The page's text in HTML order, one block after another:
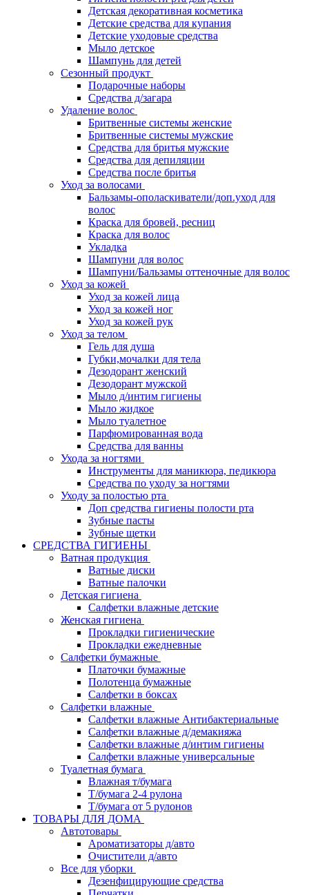
Детская декоративная косметика
Детские средства для купания
Детские уходовые средства
Мыло детское
Шампунь для детей
Сезонный продукт
Подарочные наборы
Средства д/загара
Удаление волос
Бритвенные системы женские
Бритвенные системы мужские
Средства для бритья мужские
Средства для депиляции
Средства после бритья
Уход за волосами
Бальзамы-ополаскиватели/доп.уход для
волос
Краска для бровей, ресниц
Краска для волос
Укладка
Шампуни для волос
Шампуни/Бальзамы оттеночные для волос
Уход за кожей
Уход за кожей лица
Уход за кожей ног
Уход за кожей рук
Уход за телом
Гель для душа
Губки,мочалки для тела
Дезодорант женский
Дезодорант мужской
Мыло д/интим гигиены
Мыло жидкое
Мыло туалетное
Парфюмированная вода
Средства для ванны
Ухода за ногтями
Инструменты для маникюра, педикюра
Средства по уходу за ногтями
Уходу за полостью рта
Доп средства гигиены полости рта
Зубные пасты
Зубные щетки
СРЕДСТВА ГИГИЕНЫ
Ватная продукция
Ватные диски
Ватные палочки
Детская гигиена
Салфетки влажные детские
Женская гигиена
Прокладки гигиенические
Прокладки ежедневные
Салфетки бумажные
Платочки бумажные
Полотенца бумажные
Салфетки в боксах
Салфетки влажные
Салфетки влажные Антибактериальные
Салфетки влажные д/демакияжа
Салфетки влажные д/интим гигиены
Салфетки влажные универсальные
Туалетная бумага
Влажная т/бумага
Т/бумага 2-4 рулона
Т/бумага от 5 рулонов
ТОВАРЫ ДЛЯ ДОМА
Автотовары
Ароматизаторы д/авто
Очистители д/авто
Все для уборки
Дезенфицирующие средства